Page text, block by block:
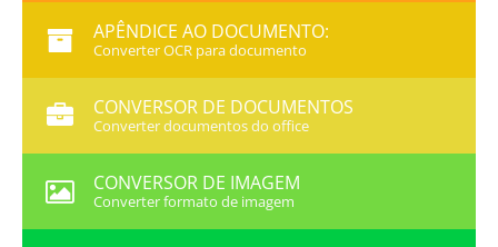
APÊNDICE AO DOCUMENTO:
Converter OCR para documento
CONVERSOR DE DOCUMENTOS
Converter documentos do office
CONVERSOR DE IMAGEM
Converter formato de imagem